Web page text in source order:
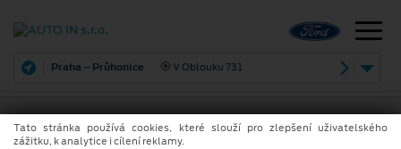
Praha – Průhonice V Oblouku 731
Tato stránka používá cookies, které slouží pro zlepšení uživatelského
zážitku, k analytice i cílení reklamy.